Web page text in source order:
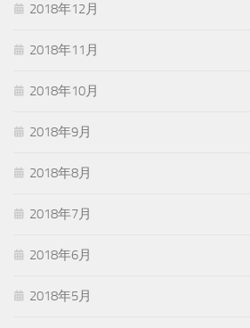
2018年12月
2018年11月
2018年10月
2018年9月
2018年8月
2018年7月
2018年6月
2018年5月